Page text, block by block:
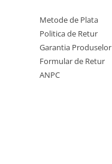
Metode de Plata
Politica de Retur
Garantia Produselor
Formular de Retur
ANPC